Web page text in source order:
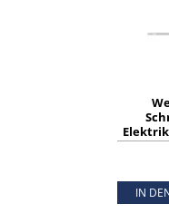
100
IN